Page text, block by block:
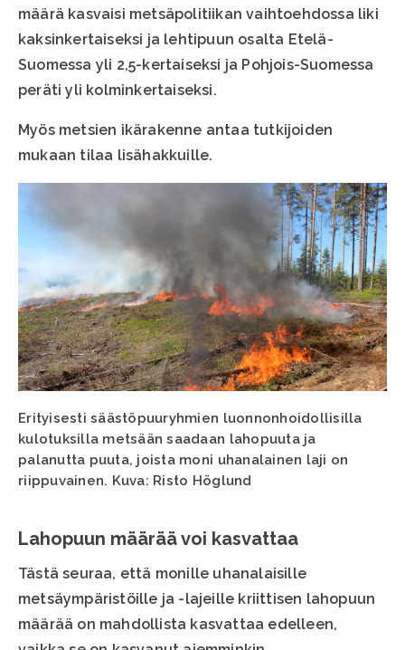
määrä kasvaisi metsäpolitiikan vaihtoehdossa liki
kaksinkertaiseksi ja lehtipuun osalta Etelä-
Suomessa yli 2,5-kertaiseksi ja Pohjois-Suomessa
peräti yli kolminkertaiseksi.
Myös metsien ikärakenne antaa tutkijoiden
mukaan tilaa lisähakkuille.
Erityisesti säästöpuuryhmien luonnonhoidollisilla
kulotuksilla metsään saadaan lahopuuta ja
palanutta puuta, joista moni uhanalainen laji on
riippuvainen. Kuva: Risto Höglund
Lahopuun määrää voi kasvattaa
Tästä seuraa, että monille uhanalaisille
metsäympäristöille ja -lajeille kriittisen lahopuun
määrää on mahdollista kasvattaa edelleen,